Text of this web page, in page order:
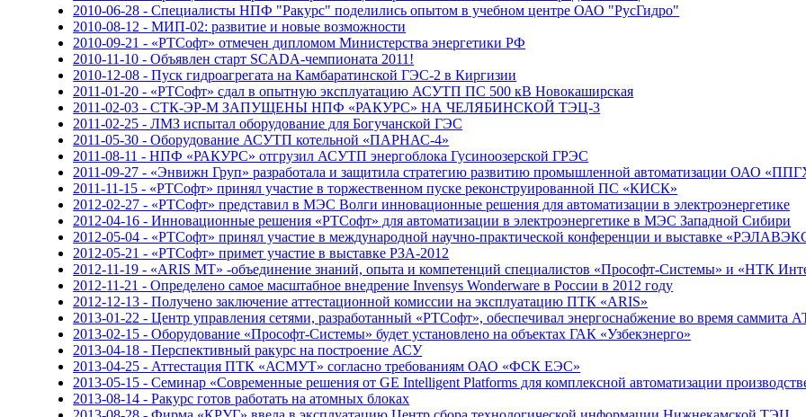
2010-06-28 - Специалисты НПФ "Ракурс" поделились опытом в учебном центре ОАО "РусГидро"
2010-08-12 - МИП-02: развитие и новые возможности
2010-09-21 - «РТСофт» отмечен дипломом Министерства энергетики РФ
2010-11-10 - Объявлен старт SCADA-чемпионата 2011!
2010-12-08 - Пуск гидроагрегата на Камбаратинской ГЭС-2 в Киргизии
2011-01-20 - «РТСофт» сдал в опытную эксплуатацию АСУТП ПС 500 кВ Новокаширская
2011-02-03 - СТК-ЭР-М ЗАПУЩЕНЫ НПФ «РАКУРС» НА ЧЕЛЯБИНСКОЙ ТЭЦ-3
2011-02-25 - ЛМЗ испытал оборудование для Богучанской ГЭС
2011-05-30 - Оборудование АСУТП котельной «ПАРНАС-4»
2011-08-11 - НПФ «РАКУРС» отгрузил АСУТП энергоблока Гусиноозерской ГРЭС
2011-09-27 - «Энвижн Груп» разработала и защитила стратегию развитию промышленной автоматизации ОАО
2011-11-15 - «РТСофт» принял участие в торжественном пуске реконструированной ПС «КИСК»
2012-02-27 - «РТСофт» представил в МЭС Волги инновационные решения для автоматизации в электроэнергетике
2012-04-16 - Инновационные решения «РТСофт» для автоматизации в электроэнергетике в МЭС Западной Сибири
2012-05-04 - «РТСофт» принял участие в международной научно-практической конференции и выставке
2012-05-21 - «РТСофт» примет участие в выставке РЗА-2012
2012-11-19 - «ARIS MT» -объединение знаний, опыта и компетенций специалистов «Прософт-Системы» и «НТК
2012-11-21 - Определено самое масштабное внедрение Invensys Wonderware в России в 2012 году
2012-12-13 - Получено заключение аттестационной комиссии на эксплуатацию ПТК «ARIS»
2013-01-22 - Центр управления сетями, разработанный «РТСофт», обеспечивал энергоснабжение во время саммита
2013-02-15 - Оборудование «Прософт-Системы» будет установлено на объектах ГАК «Узбекэнерго»
2013-04-18 - Перспективный ракурс на построение АСУ
2013-04-25 - Аттестация ПТК «АСМУТ» согласно требованиям ОАО «ФСК ЕЭС»
2013-05-15 - Семинар «Современные решения от GE Intelligent Platforms для комплексной автоматизации
2013-08-14 - Ракурс готов работать на атомных блоках